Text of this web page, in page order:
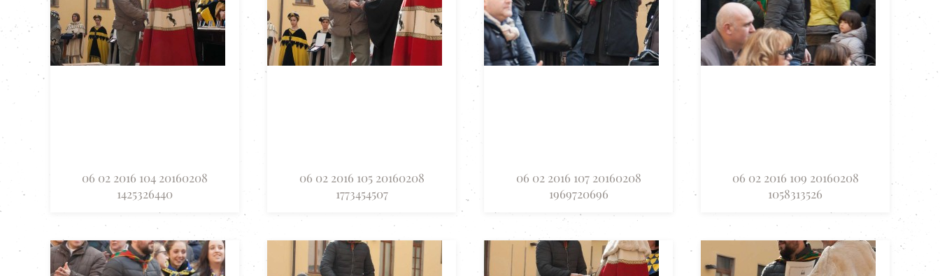
06 02 2016 104 20160208
1425326440
06 02 2016 105 20160208
1773454507
06 02 2016 107 20160208
1969720696
06 02 2016 109 20160208
1058313526